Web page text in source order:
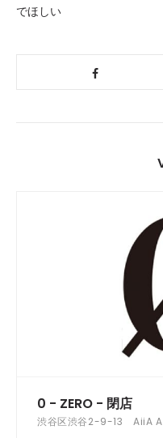
でほしい
0 - ZERO - 閉店
渋谷区渋谷2-9-13 AiiA